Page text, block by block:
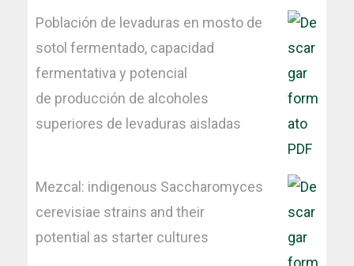
Población de levaduras en mosto de
sotol fermentado, capacidad
fermentativa y potencial
de producción de alcoholes
superiores de levaduras aisladas
Mezcal: indigenous Saccharomyces
cerevisiae strains and their
potential as starter cultures